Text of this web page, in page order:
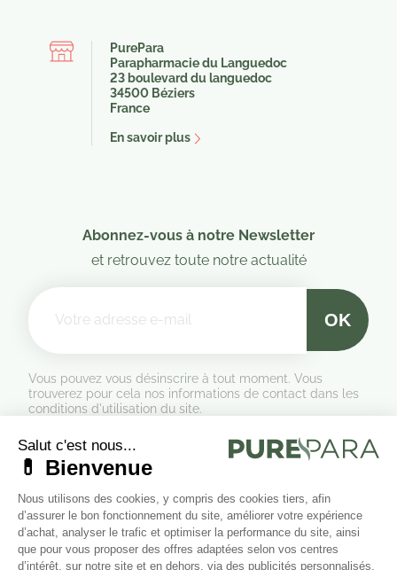
PurePara
Parapharmacie du Languedoc
23 boulevard du languedoc
34500 Béziers
France
En savoir plus
Abonnez-vous à notre Newsletter
et retrouvez toute notre actualité
Vous pouvez vous désinscrire à tout moment. Vous
trouverez pour cela nos informations de contact dans les
conditions d'utilisation du site.
Formulaire de rétractation
Marchand approuvé par la Société des Avis Garantis,cliquez ici
pour vérifier
Suivez-nous sur les réseaux sociaux